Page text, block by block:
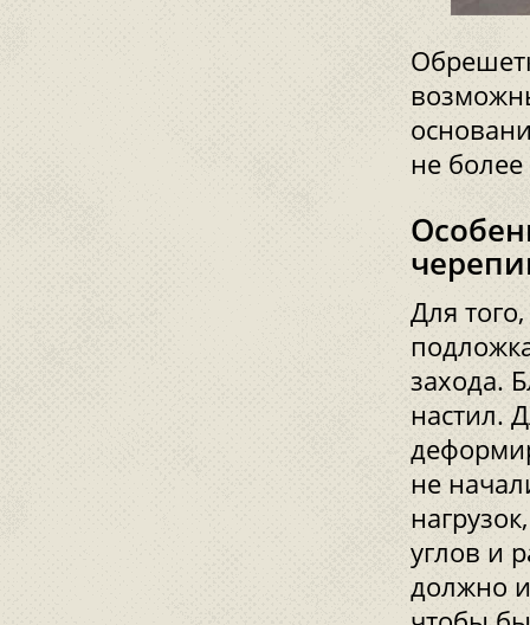
не более
Для
захода.
настил.
не
углов и
должно